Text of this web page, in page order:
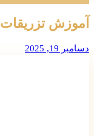
آموزش تزریقات
دسامبر 19, 2025